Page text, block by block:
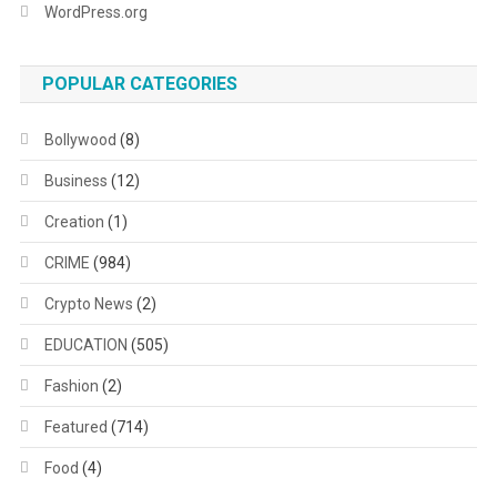
WordPress.org
POPULAR CATEGORIES
Bollywood (8)
Business (12)
Creation (1)
CRIME (984)
Crypto News (2)
EDUCATION (505)
Fashion (2)
Featured (714)
Food (4)